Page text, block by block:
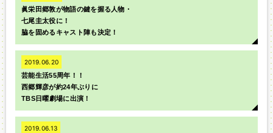
眞栄田郷敦が物語の鍵を握る人物・
七尾圭太役に！
脇を固めるキャスト陣も決定！
2019.06.20
芸能生活55周年！！
西郷輝彦が約24年ぶりに
TBS日曜劇場に出演！
2019.06.13